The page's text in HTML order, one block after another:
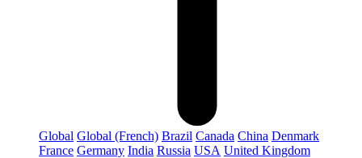
Global Global (French) Brazil Canada China Denmark
France Germany India Russia USA United Kingdom